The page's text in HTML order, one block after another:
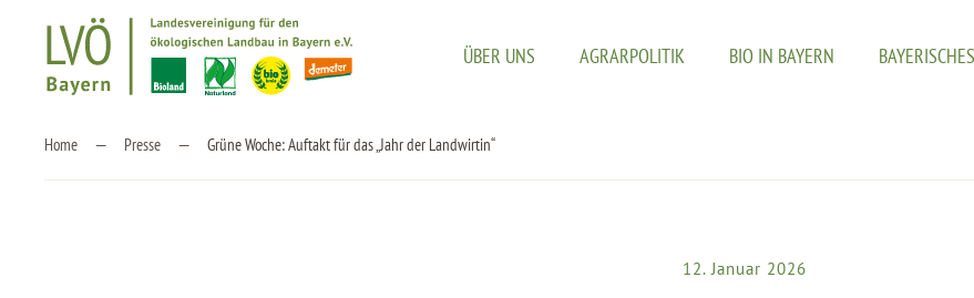
Zum Hauptinhalt springen ÜBER UNS AGRARPOLITIK BIO IN BAYERN
Home Presse Grüne Woche: Auftakt für das „Jahr der Landwirtin“
12. Januar 2026